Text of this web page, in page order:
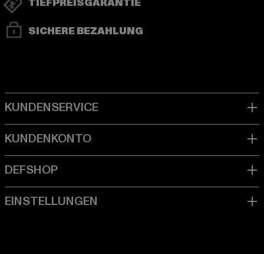
TIEFPREISGARANTIE
SICHERE BEZAHLUNG